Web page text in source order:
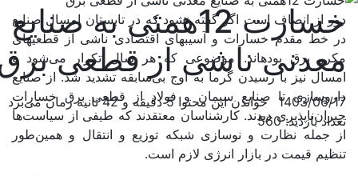
خسارت 12همتی به صنایع
معدنی ناشی از قطعی
1403/06/17
خواندن این محتوا 5 دقیقه و 42 ثانیه زمان می‌برد
تعداد بازدید: 560
دور از انصاف است اگر گفته نشود که در تابستان امسال صنایع
در خط مقدم خسارات و آسیب‏های اقتصادی ناشی از قطعی‏های
مکرر برق بوده‏اند. موضوعی که هر سال تکرار می‌شود و
امسال نیز با رسیدن گرما به اوج بی‌سابقه تشدید شد. از صنایع
دارو‌سازی تا صنایع سیمان و فولاد از قطعی برق خسارات
جبران‌ناپذیری دیدند. کارشناسان معتقدند که طیفی از سیاست‌ها
از جمله نظارت و نوسازی شبکه توزیع و انتقال و همین‌طور
تنظیم قیمت در بازار انرژی لازم است.